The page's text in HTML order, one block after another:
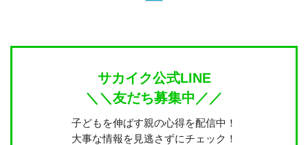
サカイク公式LINE
＼＼友だち募集中／／
子どもを伸ばす親の心得を配信中！
大事な情報を見逃さずにチェック！